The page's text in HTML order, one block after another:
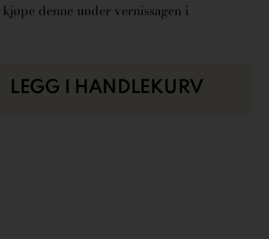
denne under vernissagen i
LEGG I HANDLEKURV